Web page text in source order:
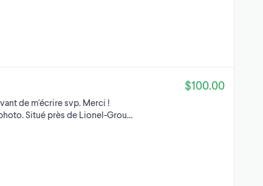
de m'écrire svp. Merci !
Situé près de Lionel-Grou…
$100.00